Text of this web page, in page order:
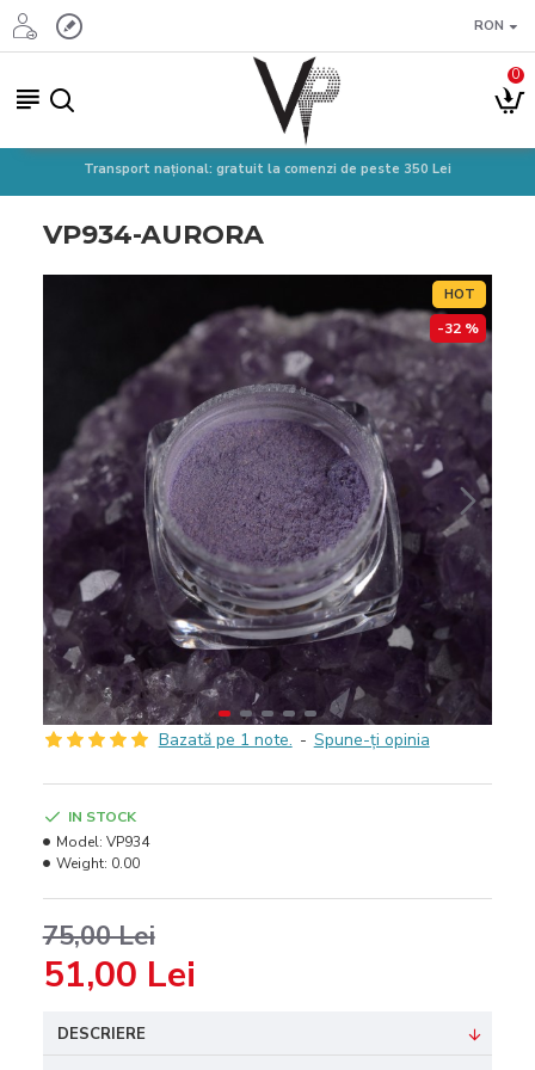
RON
0
Transport național: gratuit la comenzi de peste 350 Lei
VP934-AURORA
HOT
-32 %
Bazată pe 1 note. - Spune-ţi opinia
51,00 Lei
75,00 Lei
IN STOCK
Model: VP934
Weight: 0.00
DESCRIERE